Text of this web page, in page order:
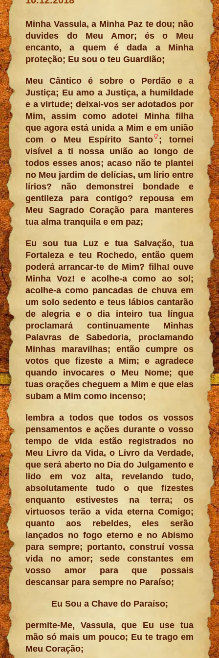
Minha Vassula, a Minha Paz te dou; não
duvides do Meu Amor; és o Meu
encanto, a quem é dada a Minha
proteção; Eu sou o teu Guardião;
Meu Cântico é sobre o Perdão e a
Justiça; Eu amo a Justiça, a humildade
e a virtude; deixai-vos ser adotados por
Mim, assim como adotei Minha filha
que agora está unida a Mim e em união
com o Meu Espírito Santo
; tornei
visível a ti nossa união ao longo de
todos esses anos; acaso não te plantei
no Meu jardim de delícias, um lírio entre
lírios? não demonstrei bondade e
gentileza para contigo? repousa em
Meu Sagrado Coração para manteres
tua alma tranquila e em paz;
Eu sou tua Luz e tua Salvação, tua
Fortaleza e teu Rochedo, então quem
poderá arrancar-te de Mim? filha! ouve
Minha Voz! e acolhe-a como ao sol;
acolhe-a como pancadas de chuva em
um solo sedento e teus lábios cantarão
de alegria e o dia inteiro tua língua
proclamará continuamente Minhas
Palavras de Sabedoria, proclamando
Minhas maravilhas; então cumpre os
votos que fizeste a Mim; e agradece
quando invocares o Meu Nome; que
tuas orações cheguem a Mim e que elas
subam a Mim como incenso;
lembra a todos que todos os vossos
pensamentos e ações durante o vosso
tempo de vida estão registrados no
Meu Livro da Vida, o Livro da Verdade,
que será aberto no Dia do Julgamento e
lido em voz alta, revelando tudo,
absolutamente tudo o que fizestes
enquanto estivestes na terra; os
virtuosos terão a vida eterna Comigo;
quanto aos rebeldes, eles serão
lançados no fogo eterno e no Abismo
para sempre; portanto, construí vossa
vida no amor; sede constantes em
vosso amor para que possais
descansar para sempre no Paraíso;
Eu Sou a Chave do Paraíso;
permite-Me, Vassula, que Eu use tua
mão só mais um pouco; Eu te trago em
Meu Coração;